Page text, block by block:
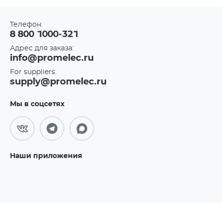
Телефон:
8 800 1000-321
Адрес для заказа:
info@promelec.ru
For suppliers:
supply@promelec.ru
Мы в соцсетях
Наши приложения